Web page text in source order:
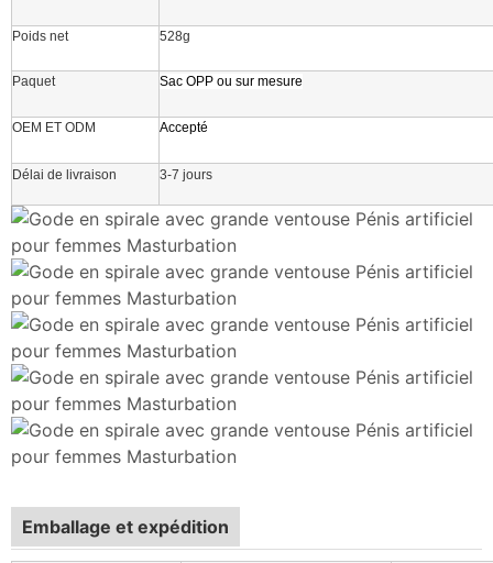
Poids net 528g
Paquet Sac OPP ou sur mesure
OEM ET ODM Accepté
Délai de livraison 3-7 jours
Emballage et expédition